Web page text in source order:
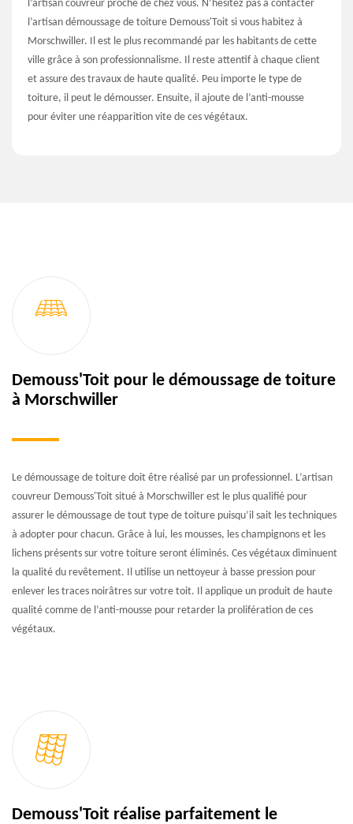
l’artisan couvreur proche de chez vous. N’hésitez pas à contacter
l’artisan démoussage de toiture Demouss'Toit si vous habitez à
Morschwiller. Il est le plus recommandé par les habitants de cette
ville grâce à son professionnalisme. Il reste attentif à chaque client
et assure des travaux de haute qualité. Peu importe le type de
toiture, il peut le démousser. Ensuite, il ajoute de l’anti-mousse
pour éviter une réapparition vite de ces végétaux.
Demouss'Toit pour le démoussage de toiture
à Morschwiller
Le démoussage de toiture doit être réalisé par un professionnel. L’artisan
couvreur Demouss'Toit situé à Morschwiller est le plus qualifié pour
assurer le démoussage de tout type de toiture puisqu’il sait les techniques
à adopter pour chacun. Grâce à lui, les mousses, les champignons et les
lichens présents sur votre toiture seront éliminés. Ces végétaux diminuent
la qualité du revêtement. Il utilise un nettoyeur à basse pression pour
enlever les traces noirâtres sur votre toit. Il applique un produit de haute
qualité comme de l’anti-mousse pour retarder la prolifération de ces
végétaux.
Demouss'Toit réalise parfaitement le